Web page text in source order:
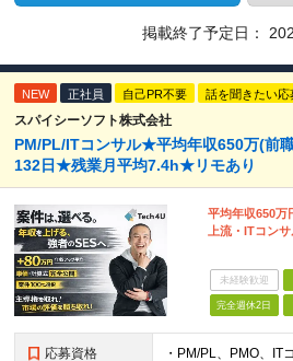
掲載終了予定日：
NEW 正社員 自己PR不要 話を聞きたい応
スパイシーソフト株式会社
PM/PL/ITコンサル★平均年収650万(前
132日★残業月平均7.4h★リモあり
平均年収650万
上流・ITコン
未経験歓迎
完全週休2日
応募資格